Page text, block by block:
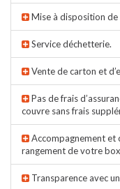
Mise à disposition
Service déchetterie.
Vente de carton et
Pas de frais
couvre sans frais
Accompagnement et
rangement de votre
Transparence avec